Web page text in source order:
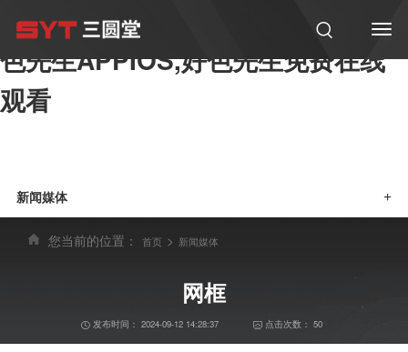
好色软件大全,好色先生在线观看,好
色先生APPIOS,好色先生免费在线
观看
新闻媒体 +
您当前的位置： 首页 > 新闻媒体
网框
发布时间： 2024-09-12 14:28:37 点击次数：50